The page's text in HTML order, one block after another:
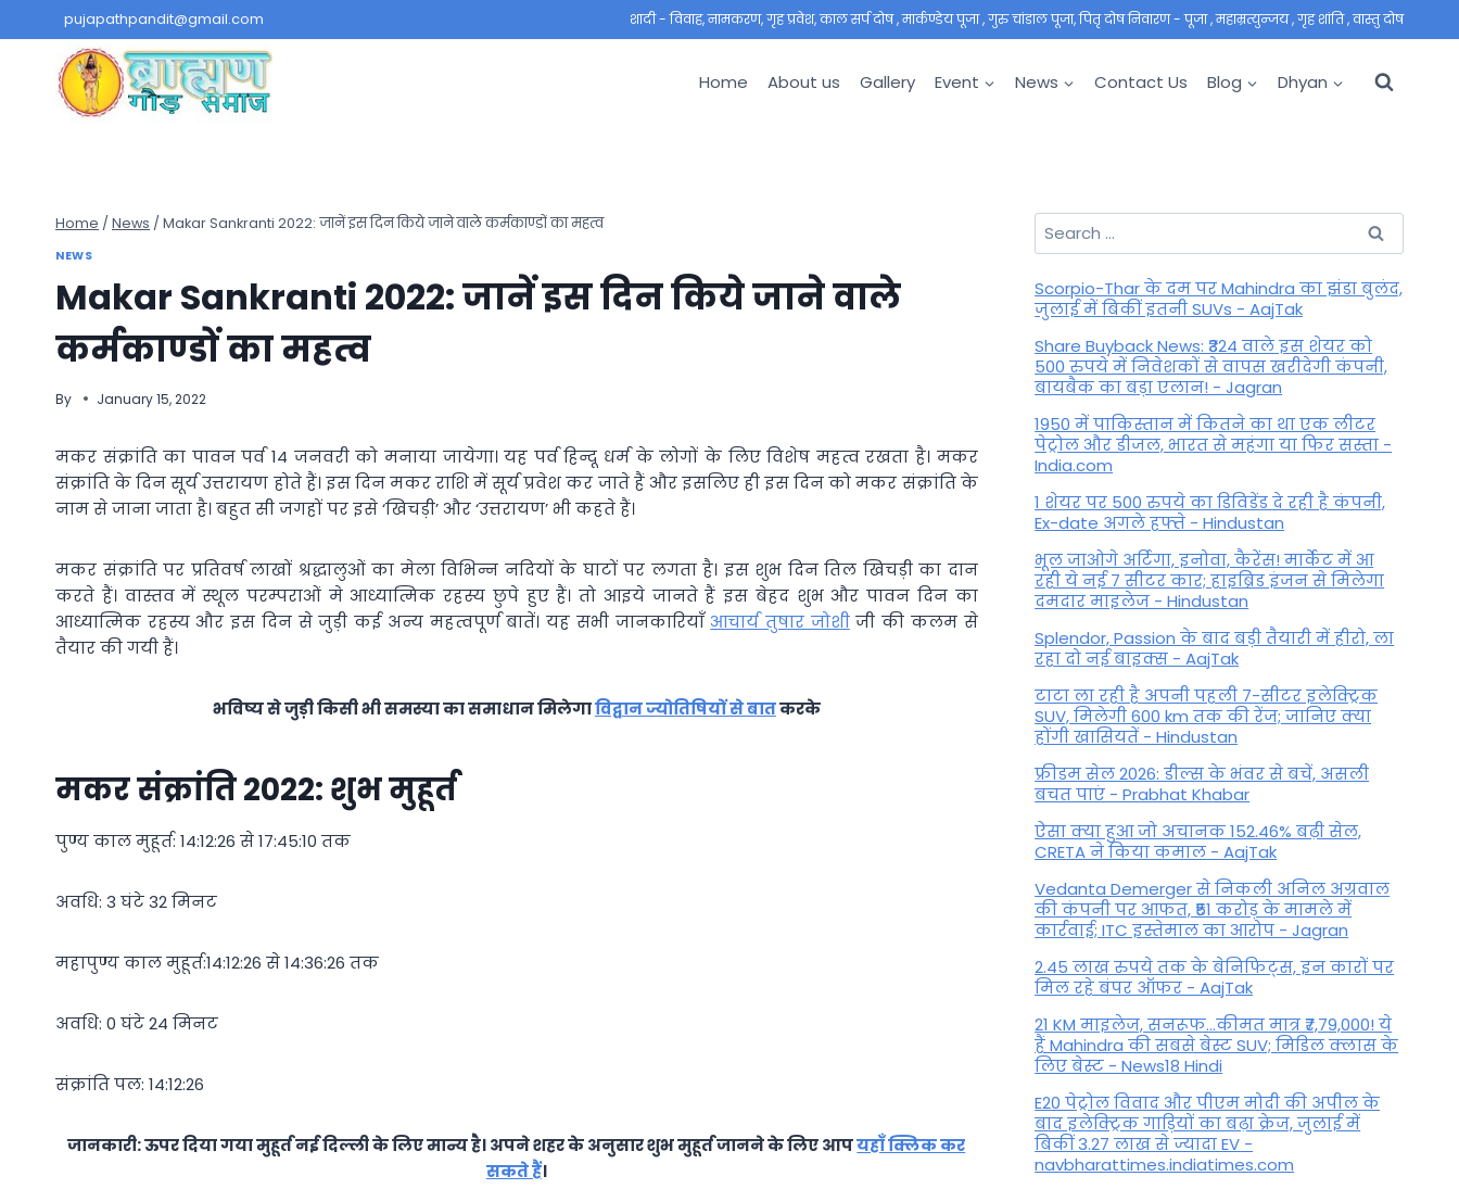
to
content
pujapathpandit@gmail.com शादी - विवाह, नामकरण, गृह प्रवेश, काल सर्प दोष , मार्कण्डेय पूजा , गुरु चांडाल पूजा, पितृ दोष निवारण - पूजा , महाम्रत्युन्जय , गृह शांति , वास्तु दोष
Home About us Gallery Event News Contact Us Blog Dhyan
Home / News / Makar Sankranti 2022: जानें इस दिन किये जाने वाले कर्मकाण्डों का महत्व
NEWS
Makar Sankranti 2022: जानें इस दिन किये जाने वाले
कर्मकाण्डों का महत्व
By January 15, 2022
मकर संक्रांति का पावन पर्व 14 जनवरी को मनाया जायेगा। यह पर्व हिन्दू धर्म के लोगों के लिए विशेष महत्व रखता है। मकर
संक्रांति के दिन सूर्य उत्तरायण होते हैं। इस दिन मकर राशि में सूर्य प्रवेश कर जाते हैं और इसलिए ही इस दिन को मकर संक्रांति के
नाम से जाना जाता है। बहुत सी जगहों पर इसे ‘खिचड़ी’ और ‘उत्तरायण’ भी कहते हैं।
मकर संक्रांति पर प्रतिवर्ष लाखों श्रद्धालुओं का मेला विभिन्न नदियों के घाटों पर लगता है। इस शुभ दिन तिल खिचड़ी का दान
करते हैं। वास्तव में स्थूल परम्पराओं मे आध्यात्मिक रहस्य छुपे हुए हैं। तो आइये जानते हैं इस बेहद शुभ और पावन दिन का
आध्यात्मिक रहस्य और इस दिन से जुड़ी कई अन्य महत्वपूर्ण बातें। यह सभी जानकारियाँआचार्य तुषार जोशीजी की कलम से
तैयार की गयी हैं।
भविष्य से जुड़ी किसी भी समस्या का समाधान मिलेगाविद्वान ज्योतिषियों से बातकरके
मकर संक्रांति 2022: शुभ मुहूर्त
पुण्य काल मुहूर्त: 14:12:26 से 17:45:10 तक
अवधि: 3 घंटे 32 मिनट
महापुण्य काल मुहूर्त:14:12:26 से 14:36:26 तक
अवधि: 0 घंटे 24 मिनट
संक्रांति पल: 14:12:26
जानकारी: ऊपर दिया गया मुहूर्त नई दिल्ली के लिए मान्य है। अपने शहर के अनुसार शुभ मुहूर्त जानने के लिए आपयहाँ क्लिक कर
सकते हैं।
Search
for:
Scorpio-Thar के दम पर Mahindra का झंडा बुलंद,
जुलाई में बिकीं इतनी SUVs - AajTak
Share Buyback News: ₹324 वाले इस शेयर को
500 रुपये में निवेशकों से वापस खरीदेगी कंपनी,
बायबैक का बड़ा एलान! - Jagran
1950 में पाकिस्तान में कितने का था एक लीटर
पेट्रोल और डीजल, भारत से महंगा या फिर सस्ता -
India.com
1 शेयर पर 500 रुपये का डिविडेंड दे रही है कंपनी,
Ex-date अगले हफ्ते - Hindustan
भूल जाओगे अर्टिगा, इनोवा, कैरेंस! मार्केट में आ
रही ये नई 7 सीटर कार; हाइब्रिड इंजन से मिलेगा
दमदार माइलेज - Hindustan
Splendor, Passion के बाद बड़ी तैयारी में हीरो, ला
रहा दो नई बाइक्स - AajTak
टाटा ला रही है अपनी पहली 7-सीटर इलेक्ट्रिक
SUV, मिलेगी 600 km तक की रेंज; जानिए क्या
होंगी खासियतें - Hindustan
फ्रीडम सेल 2026: डील्स के भंवर से बचें, असली
बचत पाएं - Prabhat Khabar
ऐसा क्या हुआ जो अचानक 152.46% बढ़ी सेल,
CRETA ने किया कमाल - AajTak
Vedanta Demerger से निकली अनिल अग्रवाल
की कंपनी पर आफत, ₹51 करोड़ के मामले में
कार्रवाई; ITC इस्तेमाल का आरोप - Jagran
2.45 लाख रुपये तक के बेनिफिट्स, इन कारों पर
मिल रहे बंपर ऑफर - AajTak
21 KM माइलेज, सनरूफ...कीमत मात्र ₹7,79,000! ये
हैं Mahindra की सबसे बेस्ट SUV; मिडिल क्लास के
लिए बेस्ट - News18 Hindi
E20 पेट्रोल विवाद और पीएम मोदी की अपील के
बाद इलेक्ट्रिक गाड़ियों का बढ़ा क्रेज, जुलाई में
बिकीं 3.27 लाख से ज्यादा EV -
navbharattimes.indiatimes.com